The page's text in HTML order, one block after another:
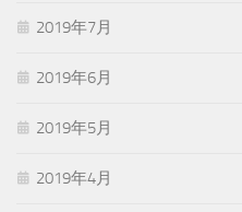
2019年7月
2019年6月
2019年5月
2019年4月